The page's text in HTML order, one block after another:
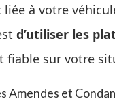
à votre
d’utiliser les
fiable sur votre
Amendes et